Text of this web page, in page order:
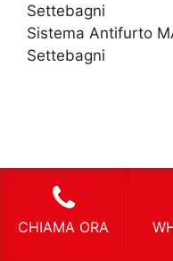
Settebagni
Sistema Antifurto
Settebagni
CHIAMA ORA